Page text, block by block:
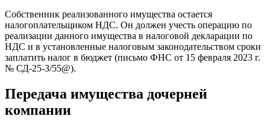
Собственник реализованного имущества остается
налогоплательщиком НДС. Он должен учесть операцию по
реализации данного имущества в налоговой декларации по
НДС и в установленные налоговым законодательством сроки
заплатить налог в бюджет (письмо ФНС от 15 февраля 2023 г.
№ СД-25-3/55@).
Передача имущества дочерней
компании